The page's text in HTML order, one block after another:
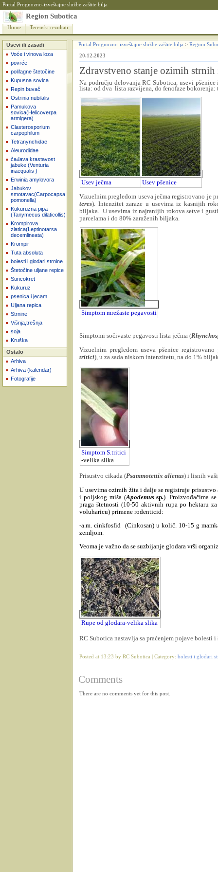
Portal Prognozno-izveštajne službe zaštite bilja
Region Subotica
Home Terenski rezultati
Usevi ili zasadi
Voće i vinova loza
povrće
polifagne štetočine
Kupusna sovica
Repin buvač
Ostrinia nubilalis
Pamukova
sovica(Helicoverpa
armigera)
Clasterosporium
carpophilum
Tetranynchidae
Aleurodidae
čađava krastavost
jabuke (Venturia
inaequalis )
Erwinia amylovora
Jabukov
smotavac(Carpocapsa
pomonella)
Kukuruzna pipa
(Tanymecus dilaticollis)
Krompirova
zlatica(Leptinotarsa
decemlineata)
Krompir
Tuta absoluta
bolesti i glodari strnine
Štetočine uljane repice
Suncokret
Kukuruz
psenica i jecam
Uljana repica
Strnine
Višnja,trešnja
soja
Kruška
Ostalo
Arhiva
Arhiva (kalendar)
Fotografije
Portal Prognozno-izveštajne službe zaštite bilja > Region
20.12.2023
Zdravstveno stanje ozimih strnih
Na području delovanja RC Subotica, usevi pšenice
lista: od dva lista razvijena, do fenofaze
Usev ječma
Usev pšenice
Vizuelnim pregledom useva ječma registrovano je
teres). Intenzitet zaraze u usevima iz kasnijih
biljaka. U usevima iz najranijih rokova setve i
parcelama i do 80% zaraženih biljaka.
Simptom mrežaste pegavosti
Simptomi sočivaste pegavosti lista ječma (
Vizuelnim pregledom useva pšenice
tritici), u za sada niskom intenzitetu, na do 1%
Simptom S.tritici
-velika slika
Prisustvo cikada (Psammotettix alienus) i lisnih
U usevima ozimih žita i dalje se registruje
i poljskog miša (Apodemussp.). Proizvođačima
praga štetnosti (10-50 aktivnih rupa po hektaru
voluharicu) primene rodenticid:
-a.m. cinkfosfid
(Cinkosan) u količ. 10-15 g
zemljom.
Veoma je važno da se suzbijanje glodara vrši
Rupe od glodara-velika slika
RC Subotica nastavlja sa praćenjem pojave bolesti
Posted at 13:23 by RC Subotica | Category: bolesti i glodari
Comments
There are no comments yet for this post.